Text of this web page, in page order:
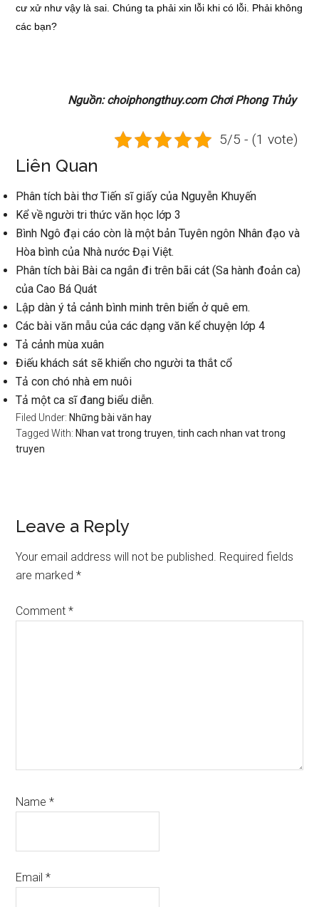
cư xử như vậy là sai. Chúng ta phải xin lỗi khi có lỗi. Phải không
các bạn?
Nguồn: choiphongthuy.com Chơi Phong Thủy
5/5 - (1 vote)
Liên Quan
Phân tích bài thơ Tiến sĩ giấy của Nguyễn Khuyến
Kể về người tri thức văn học lớp 3
Bình Ngô đại cáo còn là một bản Tuyên ngôn Nhân đạo và
Hòa bình của Nhà nước Đại Việt.
Phân tích bài Bài ca ngắn đi trên bãi cát (Sa hành đoản ca)
của Cao Bá Quát
Lập dàn ý tả cảnh bình minh trên biển ở quê em.
Các bài văn mẫu của các dạng văn kể chuyện lớp 4
Tả cảnh mùa xuân
Điếu khách sát sẽ khiển cho người ta thắt cổ
Tả con chó nhà em nuôi
Tả một ca sĩ đang biểu diễn.
Filed Under: Những bài văn hay
Tagged With: Nhan vat trong truyen ,tinh cach nhan vat trong
truyen
Reader
Interactions
Leave a Reply
Your email address will not be published. Required fields
are marked*
Comment*
Name*
Email*